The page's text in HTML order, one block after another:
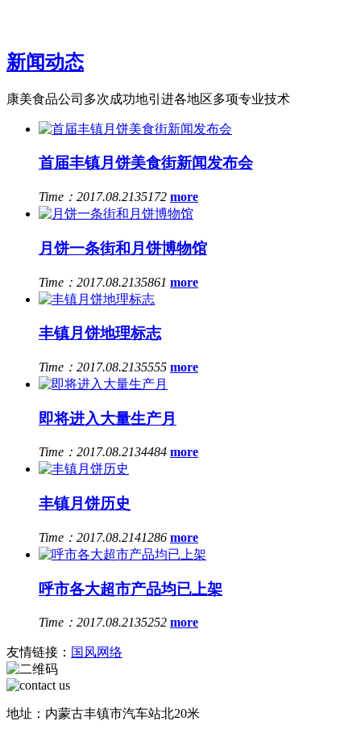
新闻动态
康美食品公司多次成功地引进各地区多项专业技术
首届丰镇月饼美食街新闻发布会
Time：2017.08.2135172 more
月饼一条街和月饼博物馆
Time：2017.08.2135861 more
丰镇月饼地理标志
Time：2017.08.2135555 more
即将进入大量生产月
Time：2017.08.2134484 more
丰镇月饼历史
Time：2017.08.2141286 more
呼市各大超市产品均已上架
Time：2017.08.2135252 more
友情链接： 国风网络
地址：内蒙古丰镇市汽车站北20米